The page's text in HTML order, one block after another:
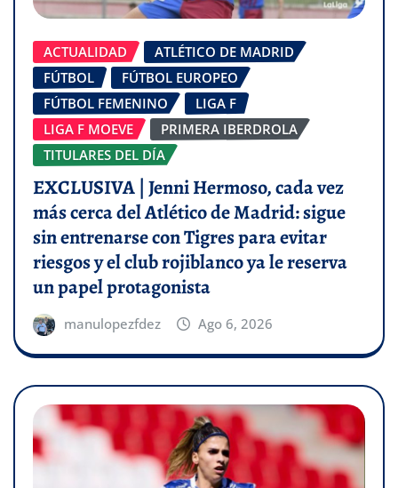
ACTUALIDAD
ATLÉTICO DE MADRID
FÚTBOL
FÚTBOL EUROPEO
FÚTBOL FEMENINO
LIGA F
LIGA F MOEVE
PRIMERA IBERDROLA
TITULARES DEL DÍA
EXCLUSIVA | Jenni Hermoso, cada vez
más cerca del Atlético de Madrid: sigue
sin entrenarse con Tigres para evitar
riesgos y el club rojiblanco ya le reserva
un papel protagonista
manulopezfdez Ago 6, 2026